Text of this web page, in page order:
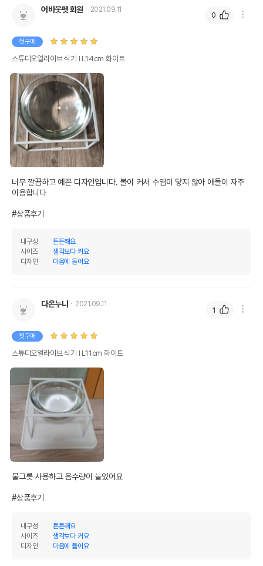
어바웃펫 회원 2021.09.11
첫구매
스튜디오얼라이브 식기 Ⅰ L14cm 화이트
너무 깔끔하고 예쁜 디자인입니다. 볼이 커서 수염이 닿지 않아 애들이 자주
이용합니다
#상품후기
내구성
튼튼해요
사이즈
생각보다 커요
디자인
마음에 들어요
0
다온누나 2021.09.11
첫구매
스튜디오얼라이브 식기 Ⅰ L11cm 화이트
물그릇 사용하고 음수량이 늘었어요
#상품후기
내구성
튼튼해요
사이즈
생각보다 커요
디자인
마음에 들어요
1